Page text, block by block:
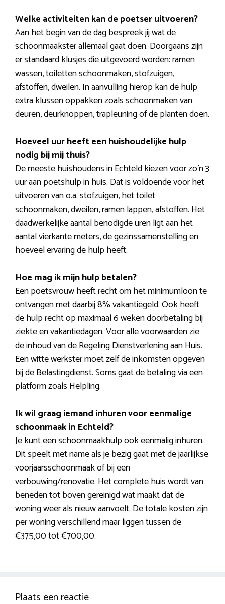
Welke activiteiten kan de poetser uitvoeren?
Aan het begin van de dag bespreek jij wat de
schoonmaakster allemaal gaat doen. Doorgaans zijn
er standaard klusjes die uitgevoerd worden: ramen
wassen, toiletten schoonmaken, stofzuigen,
afstoffen, dweilen. In aanvulling hierop kan de hulp
extra klussen oppakken zoals schoonmaken van
deuren, deurknoppen, trapleuning of de planten doen.
Hoeveel uur heeft een huishoudelijke hulp
nodig bij mij thuis?
De meeste huishoudens in Echteld kiezen voor zo’n 3
uur aan poetshulp in huis. Dat is voldoende voor het
uitvoeren van o.a. stofzuigen, het toilet
schoonmaken, dweilen, ramen lappen, afstoffen. Het
daadwerkelijke aantal benodigde uren ligt aan het
aantal vierkante meters, de gezinssamenstelling en
hoeveel ervaring de hulp heeft.
Hoe mag ik mijn hulp betalen?
Een poetsvrouw heeft recht om het minimumloon te
ontvangen met daarbij 8% vakantiegeld. Ook heeft
de hulp recht op maximaal 6 weken doorbetaling bij
ziekte en vakantiedagen. Voor alle voorwaarden zie
de inhoud van de Regeling Dienstverlening aan Huis.
Een witte werkster moet zelf de inkomsten opgeven
bij de Belastingdienst. Soms gaat de betaling via een
platform zoals Helpling.
Ik wil graag iemand inhuren voor eenmalige
schoonmaak in Echteld?
Je kunt een schoonmaakhulp ook eenmalig inhuren.
Dit speelt met name als je bezig gaat met de jaarlijkse
voorjaarsschoonmaak of bij een
verbouwing/renovatie. Het complete huis wordt van
beneden tot boven gereinigd wat maakt dat de
woning weer als nieuw aanvoelt. De totale kosten zijn
per woning verschillend maar liggen tussen de
€375,00 tot €700,00.
Plaats een reactie